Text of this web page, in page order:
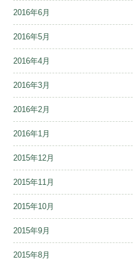
2016年6月
2016年5月
2016年4月
2016年3月
2016年2月
2016年1月
2015年12月
2015年11月
2015年10月
2015年9月
2015年8月